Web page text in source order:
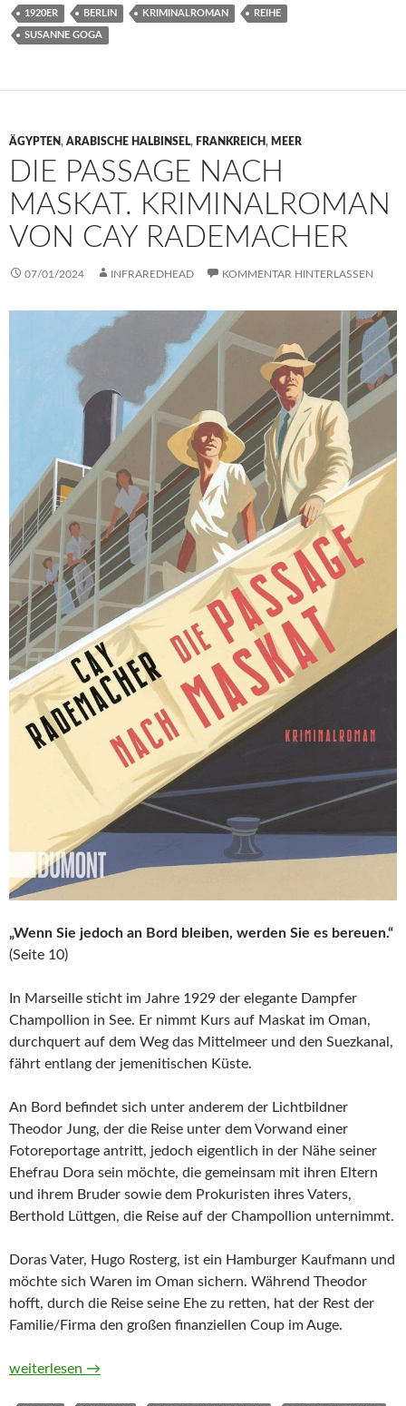
1920ER BERLIN KRIMINALROMAN REIHE
SUSANNE GOGA
ÄGYPTEN, ARABISCHE HALBINSEL, FRANKREICH, MEER
DIE PASSAGE NACH
MASKAT. KRIMINALROMAN
VON CAY RADEMACHER
07/01/2024 INFRAREDHEAD KOMMENTAR HINTERLASSEN
„Wenn Sie jedoch an Bord bleiben, werden Sie es bereuen.“
(Seite 10)
In Marseille sticht im Jahre 1929 der elegante Dampfer
Champollion in See. Er nimmt Kurs auf Maskat im Oman,
durchquert auf dem Weg das Mittelmeer und den Suezkanal,
fährt entlang der jemenitischen Küste.
An Bord befindet sich unter anderem der Lichtbildner
Theodor Jung, der die Reise unter dem Vorwand einer
Fotoreportage antritt, jedoch eigentlich in der Nähe seiner
Ehefrau Dora sein möchte, die gemeinsam mit ihren Eltern
und ihrem Bruder sowie dem Prokuristen ihres Vaters,
Berthold Lüttgen, die Reise auf der Champollion unternimmt.
Doras Vater, Hugo Rosterg, ist ein Hamburger Kaufmann und
möchte sich Waren im Oman sichern. Während Theodor
hofft, durch die Reise seine Ehe zu retten, hat der Rest der
Familie/Firma den großen finanziellen Coup im Auge.
Die Passage nach Maskat. Kriminalroman von Cay
weiterlesen →